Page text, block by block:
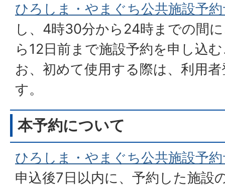
ひろしま・やまぐち公共施設予
し、4時30分から24時までの間
ら12日前まで施設予約を申し込
お、初めて使用する際は、利用
す。
本予約について
ひろしま・やまぐち公共施設予
申込後7日以内に、予約した施設